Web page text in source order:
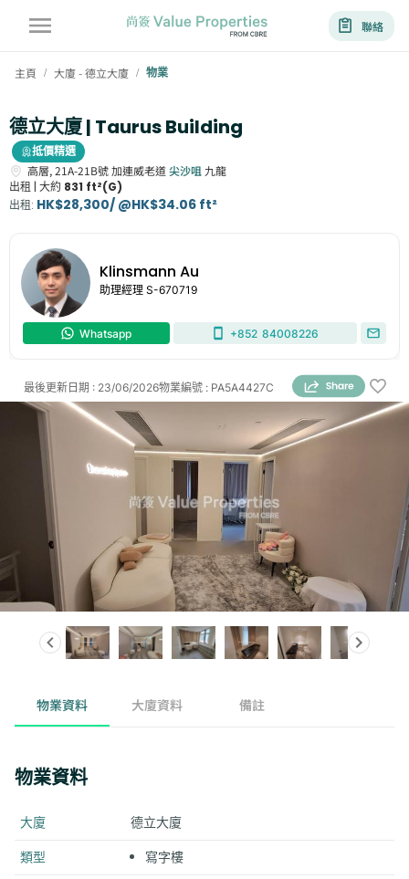
聯絡
主頁 / 大廈 - 德立大廈 / 物業
德立大廈 | Taurus Building
抵價精選
高層,21A-21B號加連威老道尖沙咀 九龍
出租 | 大約 831 ft²(G)
出租: HK$28,300/ @HK$34.06 ft²
Klinsmann Au
助理經理 S-670719
Whatsapp +852 84008226
物業編號 : PA5A4427C
最後更新日期 : 23/06/2026
物業資料 大廈資料 備註
物業資料
大廈
德立大廈
類型
寫字樓